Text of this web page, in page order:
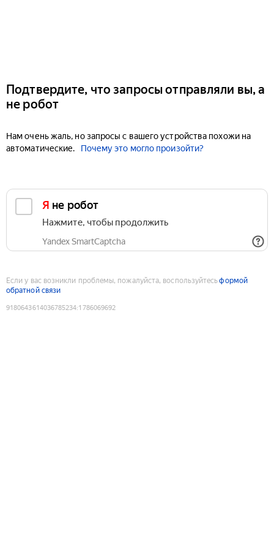
Подтвердите, что запросы отправляли вы, а
не робот
Нам очень жаль, но запросы с вашего устройства похожи на
автоматические.
Почему это могло произойти?
Я не робот
Нажмите, чтобы продолжить
Yandex SmartCaptcha
Если у вас возникли проблемы, пожалуйста, воспользуйтесьформой
обратной связи
9180643614036785234:1786069692